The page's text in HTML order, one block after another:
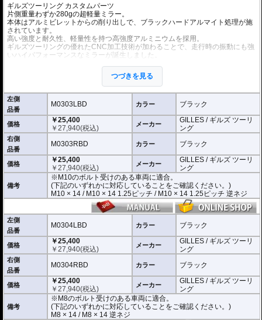
ギルズツーリング カスタムパーツ
片側重量わずか280gの超軽量ミラー。
本体はアルミビレットからの削り出しで、ブラックハードアルマイト処理が施
されています。
高い強度と耐久性、軽量性を持つ高強度アルミニウムを採用。
ギルズツーリングの優れたCNC加工技術が加わることで、走行時の振動にも強
いハイパフォーマンスなミラーが誕生しました。
付属アダプターは汎用性が高く、多くの車種にご利用いただけます。
※車検対応
※左右別売
※商品は汎用品です。
(取付確認がされているものは下記の適合検索で適合品番をご確認いただけま
す。)
M0303LBD / M0303RBD : M10のボルト受けのある車両に適合
※車体側のミラーの取り付け部分が下記のいずれかのネジに対応していること
をご確認ください。
M10 × 14 / M10 × 14 1.25ピッチ / M10 × 14 1.25ピッチ 逆ネジ
M0304LBD / M0304RBD : M8のボルト受けのある車両に適合
※車体側のミラーの取り付け部分が下記のいずれかのネジに対応していること
M8 × 14 / M8 × 14 逆ネジ
※取付箇所の状況や干渉するものがないかなど、あらかじめ寸法図を参考に実
車にて事前にご確認願います。
つづきを見る
左側
品番
M0303LBD カラー ブラック
価格
￥25,400
￥27,940(税込) メーカー
GILLES / ギルズ ツーリ
ング
右側
品番
M0303RBD カラー ブラック
価格
￥25,400
￥27,940(税込) メーカー
GILLES / ギルズ ツーリ
ング
備考
※M10のボルト受けのある車両に適合。
(下記のいずれかに対応していることをご確認ください。)
M10 × 14 / M10 × 14 1.25ピッチ / M10 × 14 1.25ピッチ 逆ネジ
左側
品番
M0304LBD カラー ブラック
価格
￥25,400
￥27,940(税込) メーカー
GILLES / ギルズ ツーリ
ング
右側
品番
M0304RBD カラー ブラック
価格
￥25,400
￥27,940(税込) メーカー
GILLES / ギルズ ツーリ
ング
備考
※M8のボルト受けのある車両に適合。
(下記のいずれかに対応していることをご確認ください。)
M8 × 14 / M8 × 14 逆ネジ